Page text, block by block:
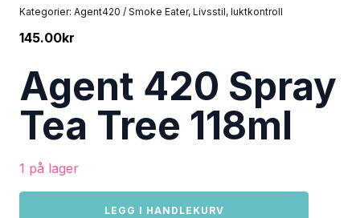
Kategorier: Agent420 / Smoke Eater, Livsstil, luktkontroll
145.00kr
Agent 420 Spray
Tea Tree 118ml
1 på lager
LEGG I HANDLEKURV